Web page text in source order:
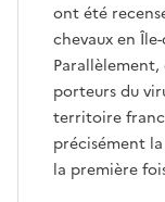
ont été
chevaux en
Parallèlement,
porteurs du
territoire
précisément
la première